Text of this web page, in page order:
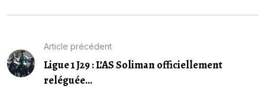
Article précédent
Ligue 1 J29 : L’AS Soliman officiellement
reléguée...